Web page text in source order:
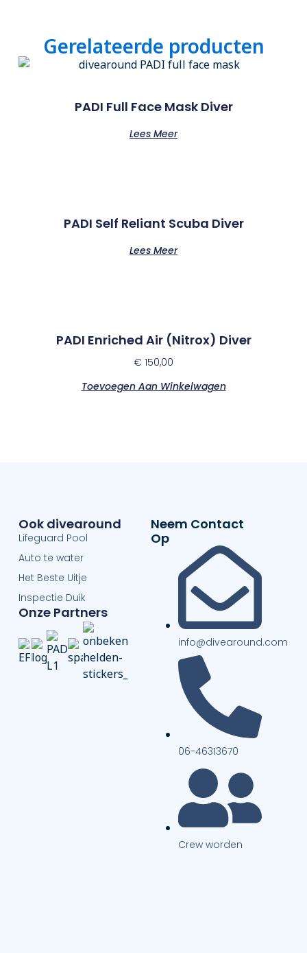
Gerelateerde producten
PADI Full Face Mask Diver
Lees Meer
PADI Self Reliant Scuba Diver
Lees Meer
PADI Enriched Air (Nitrox) Diver
€ 150,00
Toevoegen Aan Winkelwagen
Ook divearound
Lifeguard Pool
Auto te water
Het Beste Uitje
Inspectie Duik
Onze Partners
Neem Contact
Op
info@divearound.com
06-46313670
Crew worden